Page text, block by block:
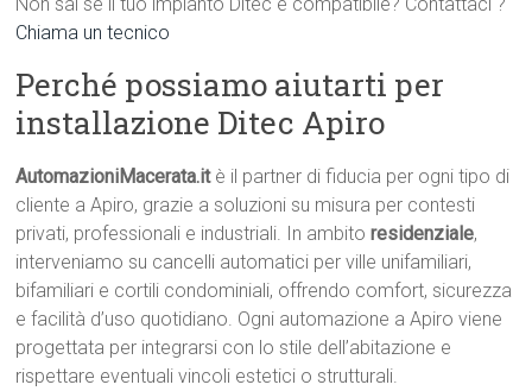
Chiama un tecnico
Perché possiamo aiutarti per
installazione Ditec Apiro
AutomazioniMacerata.itè il partner di fiducia per ogni tipo di
cliente a Apiro, grazie a soluzioni su misura per contesti
privati, professionali e industriali. In ambitoresidenziale,
interveniamo su cancelli automatici per ville unifamiliari,
bifamiliari e cortili condominiali, offrendo comfort, sicurezza
e facilità d’uso quotidiano. Ogni automazione a Apiro viene
progettata per integrarsi con lo stile dell’abitazione e
rispettare eventuali vincoli estetici o strutturali.